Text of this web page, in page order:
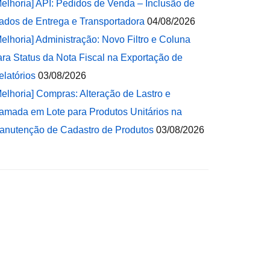
API: Pedidos de Venda – Inclusão de
de Entrega e Transportadora 04/08/2026
Administração: Novo Filtro e Coluna
Status da Nota Fiscal na Exportação de
03/08/2026
Compras: Alteração de Lastro e
em Lote para Produtos Unitários na
de Cadastro de Produtos 03/08/2026